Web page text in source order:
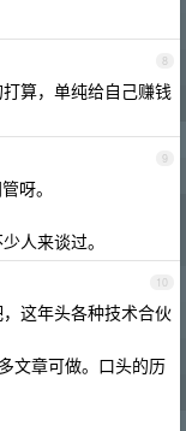
8
算，单纯给自己赚钱
9
呀。
人来谈过。
10
这年头各种技术合伙
文章可做。口头的历